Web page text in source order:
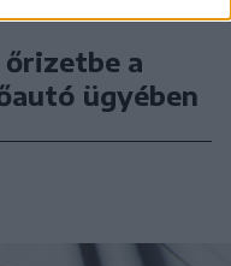
a
ügyében